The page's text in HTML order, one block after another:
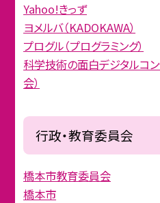
Yahoo!きっず
ヨメルバ（KADOKAWA）
プログル（プログラミング）
科学技術の面白デジタルコ
会）
行政・教育委員会
橋本市教育委員会
橋本市